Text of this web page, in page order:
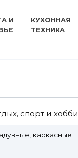
И
КУХОННАЯ
ТЕХНИКА
спорт и хобби
каркасные